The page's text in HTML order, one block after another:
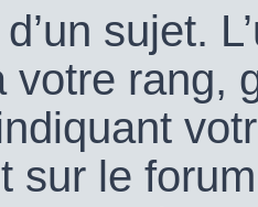
sujet.
votre rang,
sur le